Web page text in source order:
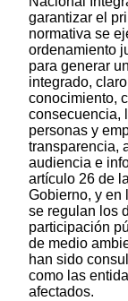
garantizar el
normativa se
ordenamiento
para generar
integrado,
conocimiento,
consecuencia,
personas y
transparencia,
audiencia e
artículo 26 de
Gobierno, y en
se regulan los
participación
de medio
han sido
como las
afectados.